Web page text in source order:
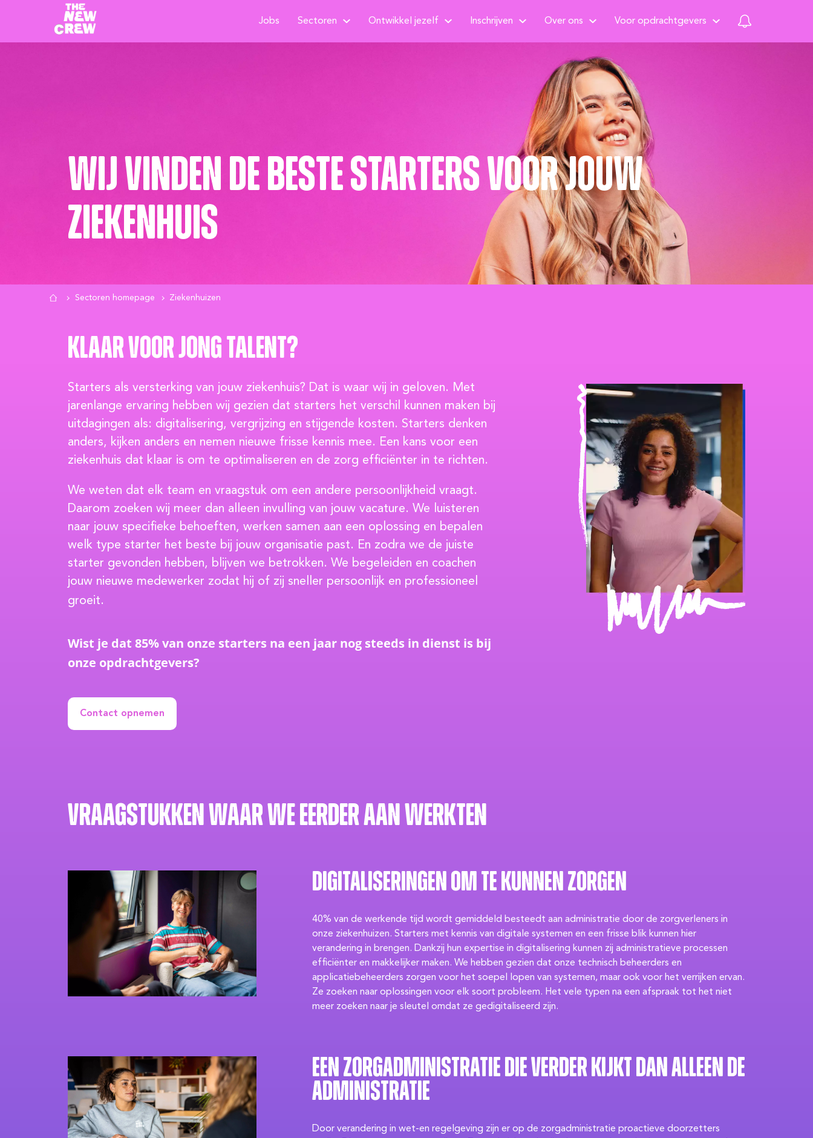
Jobs Sectoren Ontwikkel jezelf Inschrijven Over ons Voor opdrachtgevers
Wij vinden de beste starters voor jouw
ziekenhuis
Sectoren homepage Ziekenhuizen
Klaar voor jong talent?
Starters als versterking van jouw ziekenhuis? Dat is waar wij in geloven. Met
jarenlange ervaring hebben wij gezien dat starters het verschil kunnen maken bij
uitdagingen als: digitalisering, vergrijzing en stijgende kosten. Starters denken
anders, kijken anders en nemen nieuwe frisse kennis mee. Een kans voor een
ziekenhuis dat klaar is om te optimaliseren en de zorg efficiënter in te richten.
We weten dat elk team en vraagstuk om een andere persoonlijkheid vraagt.
Daarom zoeken wij meer dan alleen invulling van jouw vacature. We luisteren
naar jouw specifieke behoeften, werken samen aan een oplossing en bepalen
welk type starter het beste bij jouw organisatie past. En zodra we de juiste
starter gevonden hebben, blijven we betrokken. We begeleiden en coachen
jouw nieuwe medewerker zodat hij of zij sneller persoonlijk en professioneel
groeit.
Wist je dat 85% van onze starters na een jaar nog steeds in dienst is bij
onze opdrachtgevers?
Contact opnemen
Vraagstukken waar we eerder aan werkten
Digitaliseringen om te kunnen zorgen
40% van de werkende tijd wordt gemiddeld besteedt aan administratie door de zorgverleners in
onze ziekenhuizen. Starters met kennis van digitale systemen en een frisse blik kunnen hier
verandering in brengen. Dankzij hun expertise in digitalisering kunnen zij administratieve processen
efficiënter en makkelijker maken. We hebben gezien dat onze technisch beheerders en
applicatiebeheerders zorgen voor het soepel lopen van systemen, maar ook voor het verrijken ervan.
Ze zoeken naar oplossingen voor elk soort probleem. Het vele typen na een afspraak tot het niet
meer zoeken naar je sleutel omdat ze gedigitaliseerd zijn.
Een zorgadministratie die verder kijkt dan alleen de
administratie
Door verandering in wet-en regelgeving zijn er op de zorgadministratie proactieve doorzetters